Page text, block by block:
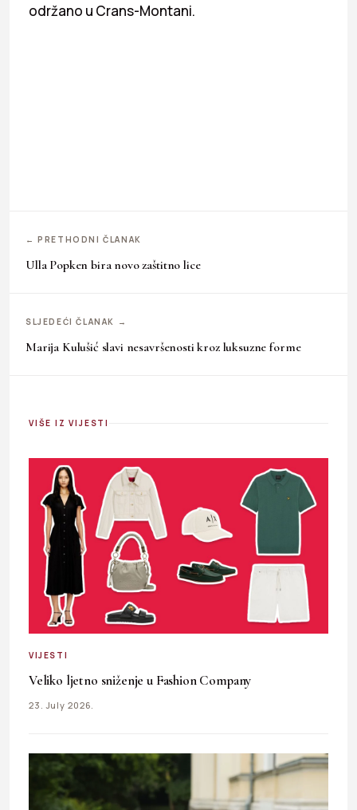
održano u Crans-Montani.
← PRETHODNI ČLANAK
Ulla Popken bira novo zaštitno lice
SLJEDEĆI ČLANAK →
Marija Kulušić slavi nesavršenosti kroz luksuzne forme
VIŠE IZ VIJESTI
VIJESTI
Veliko ljetno sniženje u Fashion Company
23. July 2026.